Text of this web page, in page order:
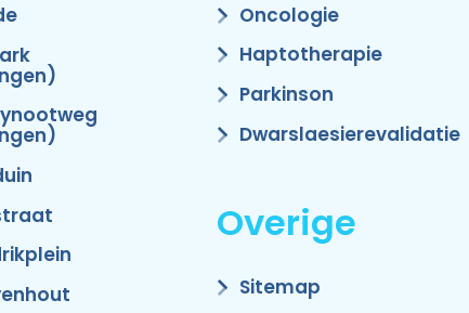
Oncologie
Haptotherapie
Parkinson
Dwarslaesierevalidatie
Overige
Sitemap